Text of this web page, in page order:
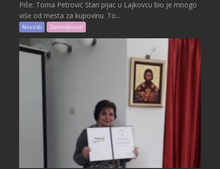
Piše: Toma Petrović Stari pijac u Lajkovcu bio je mnogo
više od mesta za kupovinu. To...
Novosti Zanimljivosti